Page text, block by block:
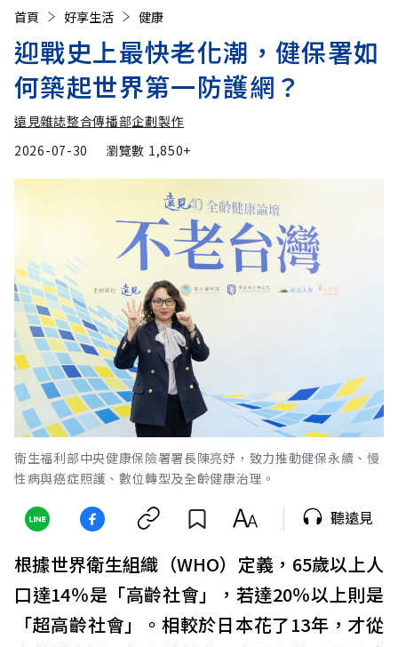
首頁 好享生活 健康
迎戰史上最快老化潮，健保署如
何築起世界第一防護網？
遠見雜誌整合傳播部企劃製作
2026-07-30
瀏覽數 1,850+
衛生福利部中央健康保險署署長陳亮妤，致力推動健保永續、慢
性病與癌症照護、數位轉型及全齡健康治理。
聽遠見
根據世界衛生組織（WHO）定義，65歲以上人
口達14％是「高齡社會」，若達20％以上則是
「超高齡社會」。相較於日本花了13年，才從